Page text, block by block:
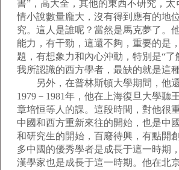
書”，高大全，其他的東西不研究，太
情小說數量龐大，沒有得到應有的地
究。這人是誰呢？當然是馬克夢了。
能力，有干勁，這還不夠，重要的是
題，有想象力和內心沖動，特別是“了
我所認識的西方學者，最缺的就是這種
另外，在普林斯頓大學期間，他還
1979－1981年，他在上海復旦大學聽
章培恒等人的課。這段時間，對他很
中國和西方重新來往的開始，也是中
和研究生的開始，百廢待興，有點開
多中國的優秀學者是成長于這一時期
漢學家也是成長于這一時期。他在北